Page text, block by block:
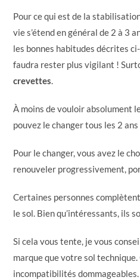
Pour ce qui est de la
vie s’étend en général de 2 à 3
les bonnes habitudes décrites
faudra rester plus vigilant !
crevettes.
À moins de vouloir absolument
pouvez le changer tous les 2
Pour le changer, vous avez le
renouveler progressivement,
Certaines personnes
le sol. Bien qu’intéressants, ils
Si cela vous tente, je vous
marque que votre sol
incompatibilités dommageables.